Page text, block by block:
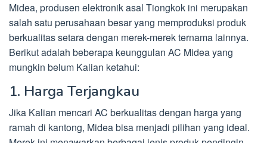
Midea, produsen elektronik asal Tiongkok ini merupakan
salah satu perusahaan besar yang memproduksi produk
berkualitas setara dengan merek-merek ternama lainnya.
Berikut adalah beberapa keunggulan AC Midea yang
mungkin belum Kalian ketahui:
1. Harga Terjangkau
Jika Kalian mencari AC berkualitas dengan harga yang
ramah di kantong, Midea bisa menjadi pilihan yang ideal.